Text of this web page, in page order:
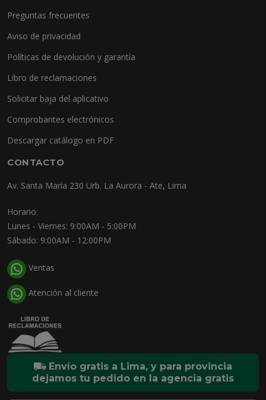
Preguntas frecuentes
Aviso de privacidad
Políticas de devolución y garantía
Libro de reclamaciones
Solicitar baja del aplicativo
Comprobantes electrónicos
Descargar catálogo en PDF
CONTACTO
Av. Santa María 230 Urb. La Aurora - Ate, Lima
Horario:
Lunes - Viernes: 9:00AM - 5:00PM
Sábado: 9:00AM - 12:00PM
Ventas
Atención al cliente
Envío gratis a Lima, y para provincia
dejamos tu pedido en la agencia gratis